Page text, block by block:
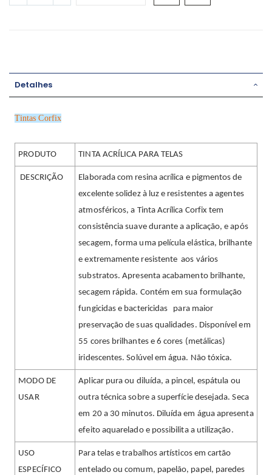
Detalhes
Tintas Corfix
PRODUTO TINTA ACRÍLICA PARA TELAS
DESCRIÇÃO
Elaborada com resina acrílica e pigmentos de
excelente solidez à luz e resistentes a agentes
atmosféricos, a Tinta Acrílica Corfix tem
consistência suave durante a aplicação, e após
secagem, forma uma película elástica, brilhante
e extremamente resistente aos vários
substratos. Apresenta acabamento brilhante,
secagem rápida. Contém em sua formulação
fungicidas e bactericidas para maior
preservação de suas qualidades. Disponível em
55 cores brilhantes e 6 cores (metálicas)
iridescentes. Solúvel em água. Não tóxica.
MODO DE
USAR
Aplicar pura ou diluída, a pincel, espátula ou
outra técnica sobre a superfície desejada. Seca
em 20 a 30 minutos. Diluída em água apresenta
efeito aquarelado e possibilita a utilização.
USO
ESPECÍFICO
Para telas e trabalhos artísticos em cartão
entelado ou comum, papelão, papel, paredes